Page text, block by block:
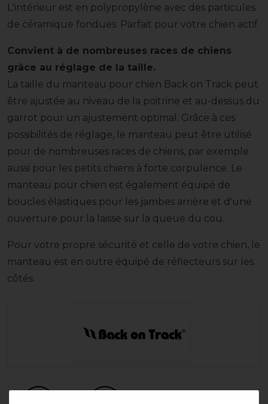
L'intérieur est en polypropylène avec des particules
de céramique fondues. Parfait pour votre chien actif.
Convient à de nombreuses races de chiens
grâce au réglage de la taille.
La taille du manteau pour chien Back on Track peut
être ajustée au niveau de la poitrine et au-dessus du
garrot pour un ajustement optimal. Grâce à ces
possibilités de réglage, le manteau peut être utilisé
pour de nombreuses races de chiens, par exemple
aussi pour les petits chiens à forte corpulence. Le
manteau pour chien est également équipé de
boucles élastiques pour les jambes arrière et d'une
ouverture pour la laisse sur la queue du cou.
Pour votre propre sécurité et celle de votre chien, le
manteau est en outre équipé de réflecteurs sur les
côtés.